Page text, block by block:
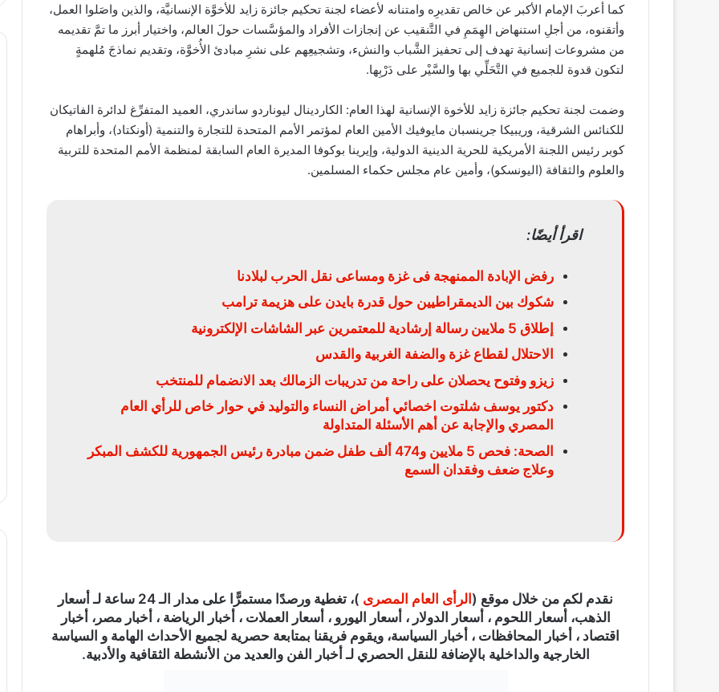
كما أعربَ الإمام الأكبر عن خالص تقديرِه وامتنانه لأعضاء لجنة تحكيم جائزة زايد للأخوَّة الإنسانيَّة، والذين واصَلوا العمل،
وأتقنوه، من أجلِ استنهاض الهِمَمِ في التَّنقيب عن إنجازات الأفراد والمؤسَّسات حولَ العالم، واختيار أبرز ما تمَّ تقديمه
من مشروعات إنسانية تهدف إلى تحفيز الشَّباب والنشء، وتشجيعِهم على نشرِ مبادئ الأُخوَّة، وتقديم نماذجَ مُلهمةٍ
لتكون قدوة للجميع في التَّحَلِّي بها والسَّيْر على دَرْبِها.
وضمت لجنة تحكيم جائزة زايد للأخوة الإنسانية لهذا العام: الكاردينال ليوناردو ساندري، العميد المتفرِّغ لدائرة الفاتيكان
للكنائس الشرقية، وريبيكا جرينسبان مايوفيك الأمين العام لمؤتمر الأمم المتحدة للتجارة والتنمية (أونكتاد)، وأبراهام
كوبر رئيس اللجنة الأمريكية للحرية الدينية الدولية، وإيرينا بوكوفا المديرة العام السابقة لمنظمة الأمم المتحدة للتربية
والعلوم والثقافة (اليونسكو)، وأمين عام مجلس حكماء المسلمين.
اقرأ أيضًا:
رفض الإبادة الممنهجة فى غزة ومساعى نقل الحرب لبلادنا
شكوك بين الديمقراطيين حول قدرة بايدن على هزيمة ترامب
إطلاق 5 ملايين رسالة إرشادية للمعتمرين عبر الشاشات الإلكترونية
الاحتلال لقطاع غزة والضفة الغربية والقدس
زيزو وفتوح يحصلان على راحة من تدريبات الزمالك بعد الانضمام للمنتخب
دكتور يوسف شلتوت اخصائي أمراض النساء والتوليد في حوار خاص للرأي العام
المصري والإجابة عن أهم الأسئلة المتداولة
الصحة: فحص 5 ملايين و474 ألف طفل ضمن مبادرة رئيس الجمهورية للكشف المبكر
وعلاج ضعف وفقدان السمع
نقدم لكم من خلال موقع (الرأى العام المصرى
)، تغطية ورصدًا مستمرًّا على مدار الـ 24 ساعة لـ أسعار
الذهب، أسعار اللحوم ، أسعار الدولار ، أسعار اليورو ، أسعار العملات ، أخبار الرياضة ، أخبار مصر، أخبار
اقتصاد ، أخبار المحافظات ، أخبار السياسة، ويقوم فريقنا بمتابعة حصرية لجميع الأحداث الهامة و السياسة
الخارجية والداخلية بالإضافة للنقل الحصري لـ أخبار الفن والعديد من الأنشطة الثقافية والأدبية.